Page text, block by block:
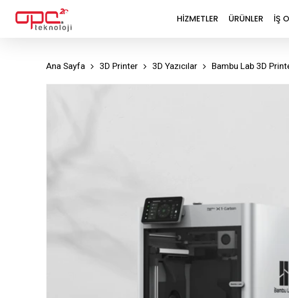
HIZMETLER ÜRÜNLER İŞ
Ana Sayfa 3D Printer 3D Yazıcılar Bambu Lab 3D